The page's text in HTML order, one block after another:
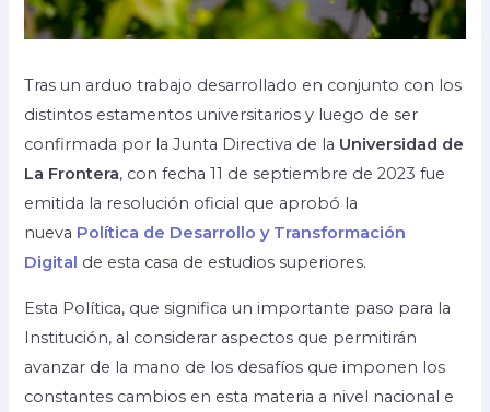
Tras un arduo trabajo desarrollado en conjunto con los
distintos estamentos universitarios y luego de ser
confirmada por la Junta Directiva de la Universidad de
La Frontera, con fecha 11 de septiembre de 2023 fue
emitida la resolución oficial que aprobó la
nueva Política de Desarrollo y Transformación
Digital de esta casa de estudios superiores.
Esta Política, que significa un importante paso para la
Institución, al considerar aspectos que permitirán
avanzar de la mano de los desafíos que imponen los
constantes cambios en esta materia a nivel nacional e